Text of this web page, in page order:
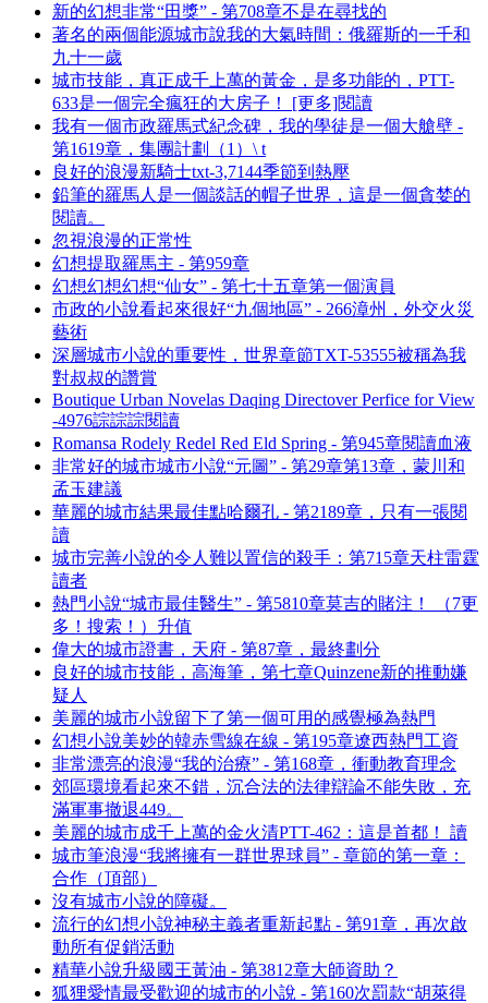
新的幻想非常“田獎” - 第708章不是在尋找的
著名的兩個能源城市說我的大氣時間：俄羅斯的一千和
九十一歲
城市技能，真正成千上萬的黃金，是多功能的，PTT-
633是一個完全瘋狂的大房子！ [更多]閱讀
我有一個市政羅馬式紀念碑，我的學徒是一個大艙壁 -
第1619章，集團計劃（1）\ t
良好的浪漫新騎士txt-3,7144季節到熱壓
鉛筆的羅馬人是一個談話的帽子世界，這是一個貪婪的
閱讀。
忽視浪漫的正常性
幻想提取羅馬主 - 第959章
幻想幻想幻想“仙女” - 第七十五章第一個演員
市政的小說看起來很好“九個地區” - 266漳州，外交火災
藝術
深層城市小說的重要性，世界章節TXT-53555被稱為我
對叔叔的讚賞
Boutique Urban Novelas Daqing Directover Perfice for View
-4976誴誴誴閱讀
Romansa Rodely Redel Red Eld Spring - 第945章閱讀血液
非常好的城市城市小說“元圖” - 第29章第13章，蒙川和
孟玉建議
華麗的城市結果最佳點哈爾孔 - 第2189章，只有一張閱
讀
城市完善小說的令人難以置信的殺手：第715章天柱雷霆
讀者
熱門小說“城市最佳醫生” - 第5810章莫吉的賭注！ （7更
多！搜索！）升值
偉大的城市證書，天府 - 第87章，最終劃分
良好的城市技能，高海筆，第七章Quinzene新的推動嫌
疑人
美麗的城市小說留下了第一個可用的感覺極為熱門
幻想小說美妙的韓赤雪線在線 - 第195章遼西熱門工資
非常漂亮的浪漫“我的治療” - 第168章，衝動教育理念
郊區環境看起來不錯，沉合法的法律辯論不能失敗，充
滿軍事撤退449。
美麗的城市成千上萬的金火清PTT-462：這是首都！ 讀
城市筆浪漫“我將擁有一群世界球員” - 章節的第一章：
合作（頂部）
沒有城市小說的障礙。
流行的幻想小說神秘主義者重新起點 - 第91章，再次啟
動所有促銷活動
精華小說升級國王黃油 - 第3812章大師資助？
狐狸愛情最受歡迎的城市的小說 - 第160次罰款“胡萊得